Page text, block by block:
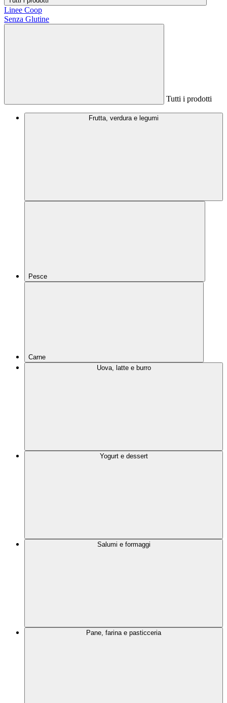
Linee Coop
Senza Glutine
Tutti i prodotti
Frutta, verdura e legumi
Pesce
Carne
Uova, latte e burro
Yogurt e dessert
Salumi e formaggi
Pane, farina e pasticceria